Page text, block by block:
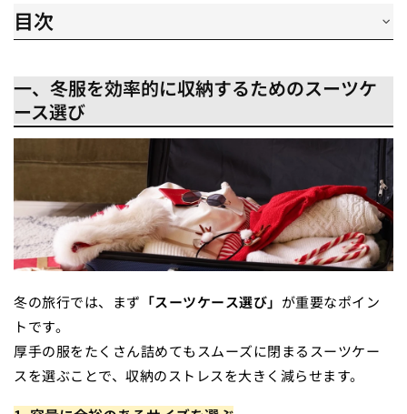
目次
三、シワなく省スペース！冬服の最適折りたたみ術
四、圧縮袋×配置術！スーツケース内部の最大化活用
まとめ
一、冬服を効率的に収納するためのスーツケ
ース選び
冬の旅行では、まず 「スーツケース選び」 が重要なポイン
トです。
厚手の服をたくさん詰めてもスムーズに閉まるスーツケー
スを選ぶことで、収納のストレスを大きく減らせます。